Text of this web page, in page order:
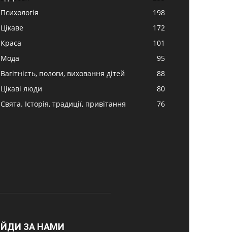
Психологія
198
Цікаве
172
Краса
101
Мода
95
Вагітність, пологи, виховання дітей
88
Цікаві люди
80
Свята. Історія, традиції, привітання
76
ЙДИ ЗА НАМИ